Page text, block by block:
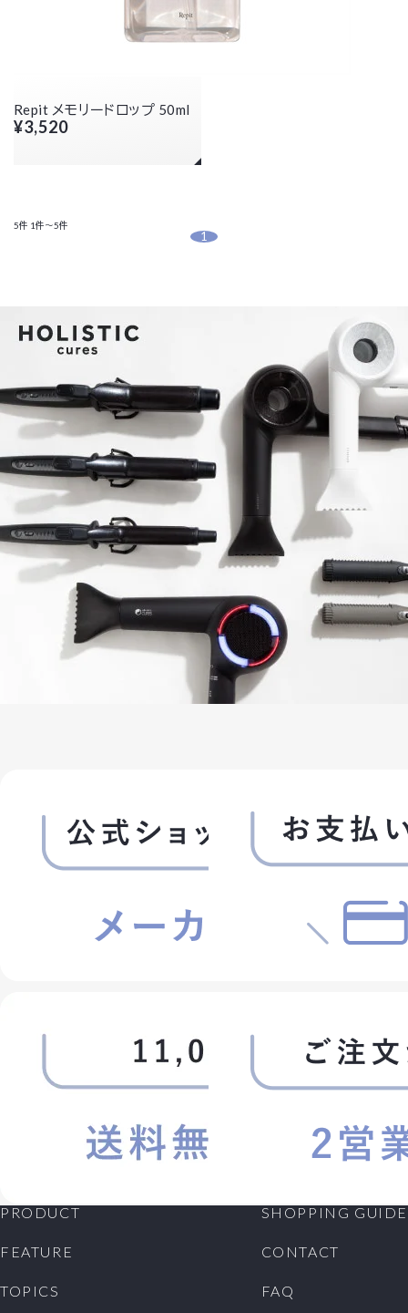
Repit メモリードロップ 50ml
¥3,520
5件 1件～5件
1
PRODUCT
FEATURE
TOPICS
SHOPPING GUIDE
CONTACT
FAQ